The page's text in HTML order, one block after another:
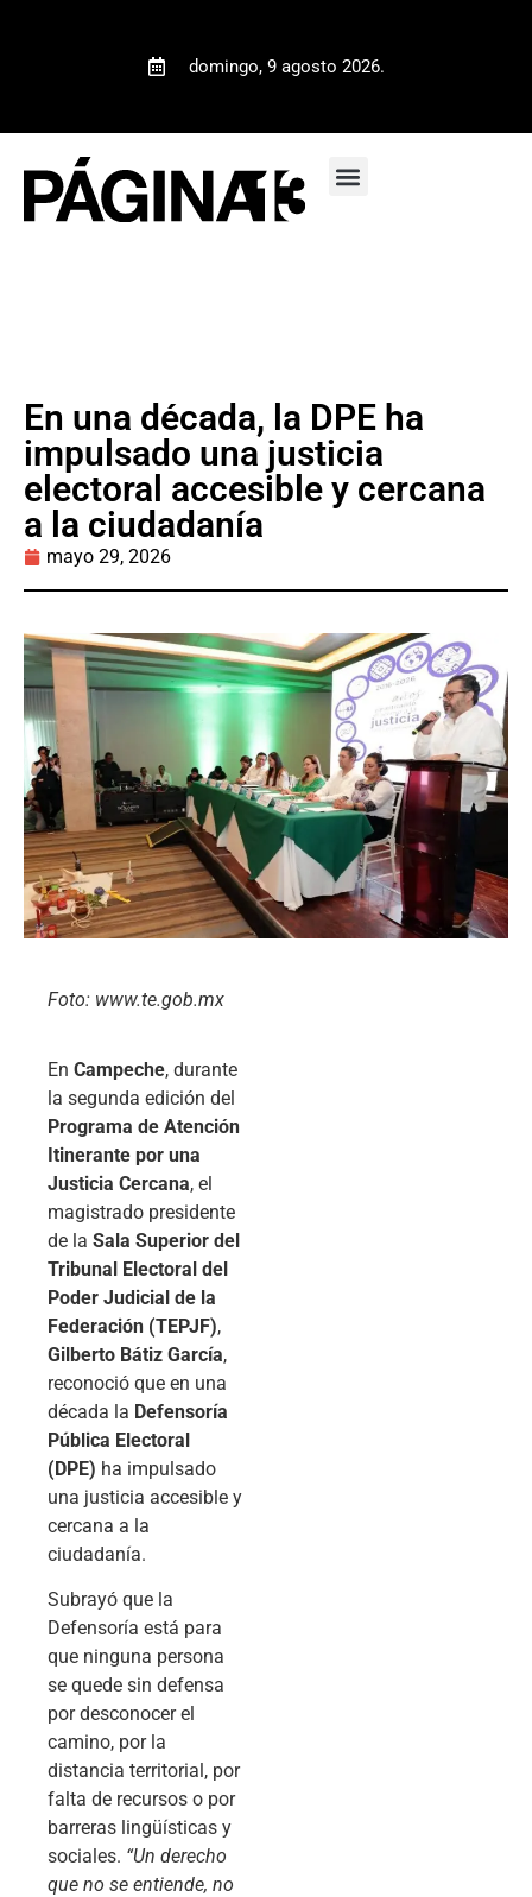
domingo, 9 agosto 2026.
En una década, la DPE ha
impulsado una justicia
electoral accesible y cercana
a la ciudadanía
mayo 29, 2026
Foto: www.te.gob.mx
En Campeche, durante
la segunda edición del
Programa de Atención
Itinerante por una
Justicia Cercana, el
magistrado presidente
de la Sala Superior del
Tribunal Electoral del
Poder Judicial de la
Federación (TEPJF),
Gilberto Bátiz García,
reconoció que en una
década la Defensoría
Pública Electoral
(DPE) ha impulsado
una justicia accesible y
cercana a la
ciudadanía.
Subrayó que la
Defensoría está para
que ninguna persona
se quede sin defensa
por desconocer el
camino, por la
distancia territorial, por
falta de recursos o por
barreras lingüísticas y
sociales. “Un derecho
que no se entiende, no